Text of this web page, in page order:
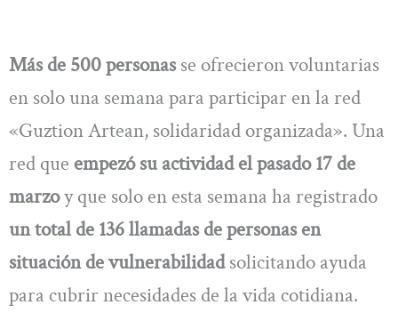
Más de 500 personasse ofrecieron voluntarias
en solo una semana para participar en la red
«Guztion Artean, solidaridad organizada». Una
red que empezó su actividad el pasado 17 de
marzoy que solo en esta semana ha registrado
un total de 136 llamadas de personas en
situación de vulnerabilidadsolicitando ayuda
para cubrir necesidades de la vida cotidiana.